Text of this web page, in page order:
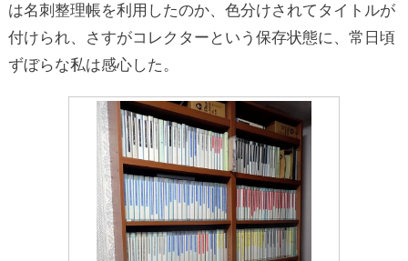
は名刺整理帳を利用したのか、色分けされてタイトルが
付けられ、さすがコレクターという保存状態に、常日頃
ずぼらな私は感心した。